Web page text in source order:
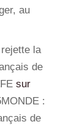
au
la
de
sur
:
de